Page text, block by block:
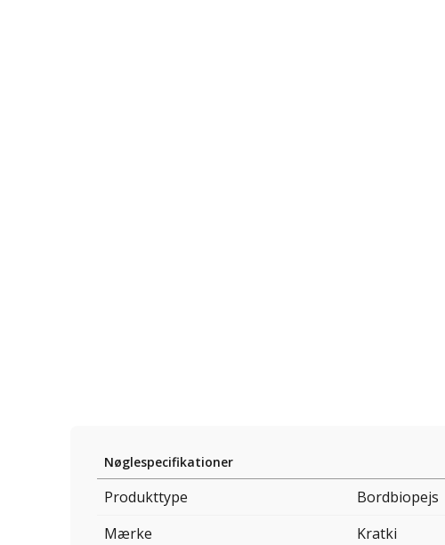
Nøglespecifikationer
Produkttype
Bordbiopejs
Mærke
Kratki